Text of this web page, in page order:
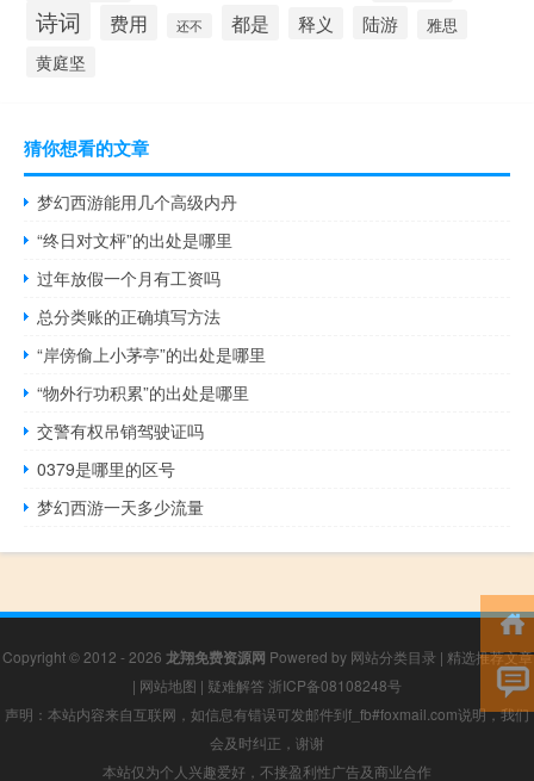
诗词 费用 还不 都是 释义 陆游 雅思
黄庭坚
猜你想看的文章
梦幻西游能用几个高级内丹
“终日对文枰”的出处是哪里
过年放假一个月有工资吗
总分类账的正确填写方法
“岸傍偷上小茅亭”的出处是哪里
“物外行功积累”的出处是哪里
交警有权吊销驾驶证吗
0379是哪里的区号
梦幻西游一天多少流量
Copyright © 2012 - 2026 龙翔免费资源网 Powered by 网站分类目录 | 精选推荐文章
| 网站地图 | 疑难解答 浙ICP备08108248号
声明：本站内容来自互联网，如信息有错误可发邮件到f_fb#foxmail.com说明，我们
会及时纠正，谢谢
本站仅为个人兴趣爱好，不接盈利性广告及商业合作